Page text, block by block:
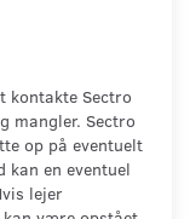
Sectro
mangler. Sectro
op på eventuelt
kan en eventuel
lejer